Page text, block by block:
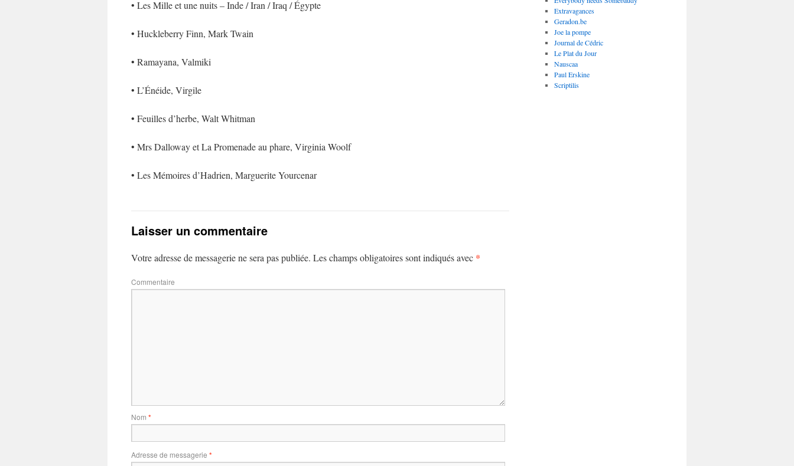
• Les Mille et une nuits – Inde / Iran / Iraq / Égypte
• Huckleberry Finn, Mark Twain
• Ramayana, Valmiki
• L’Énéide, Virgile
• Feuilles d’herbe, Walt Whitman
• Mrs Dalloway et La Promenade au phare, Virginia Woolf
• Les Mémoires d’Hadrien, Marguerite Yourcenar
Laisser un commentaire
Votre adresse de messagerie ne sera pas publiée. Les champs obligatoires sont indiqués avec *
Commentaire
Nom *
Adresse de messagerie *
Extravagances
Geradon.be
Joe la pompe
Journal de Cédric
Le Plat du Jour
Nauscaa
Paul Erskine
Scriptilis